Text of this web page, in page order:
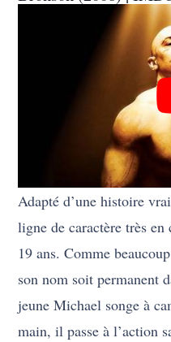
Adapté d’une histoire
ligne de caractère très
19 ans. Comme
son nom soit permanent
jeune Michael songe à
main, il passe à l’action